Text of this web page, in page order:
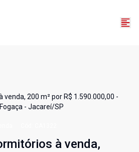
200 m² por R$ 1.590.000,00 -
- Jacareí/SP
à venda,